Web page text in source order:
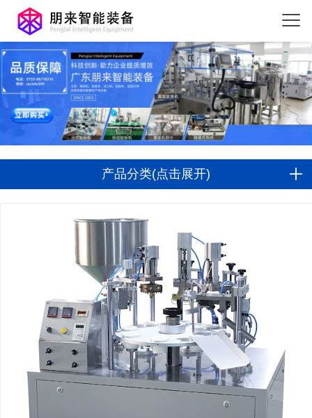
产品分类(点击展开)